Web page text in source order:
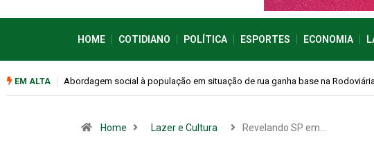
HOME COTIDIANO POLÍTICA ESPORTES ECONOMIA
EM ALTA Cemitérios terão horário especial e missas no Dia dos Pais
Home Lazer e Cultura Revelando SP em…